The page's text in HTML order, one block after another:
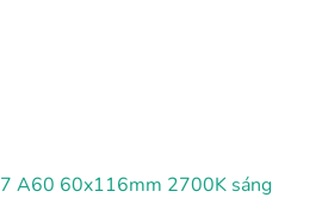
A60 60x116mm 2700K sáng